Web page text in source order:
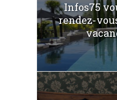
Infos75
rendez-